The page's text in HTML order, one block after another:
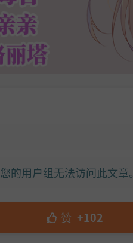
您的用户组无法访问此文章。
赞 +102